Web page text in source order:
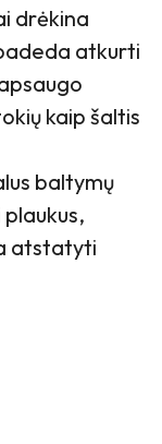
drėkina
atkurti
kaip šaltis
baltymų
atstatyti